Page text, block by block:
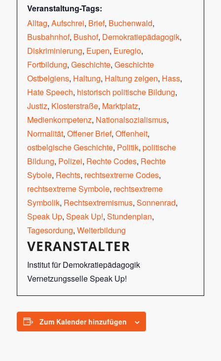
Veranstaltung-Tags:
Alltag, Aufschrei, Brief, Buchenwald,
Busbahnhof, Bushof, Demokratiepädagogik,
Diskriminierung, Eupen, Euregio,
Fortbildung, Geschichte, Geschichte
Ostbelgiens, Haltung, Haltung zeigen, Hass,
Hate Speech, historisch politische Bildung,
Justiz, Klosterstraße, Marktplatz,
Medienkompetenz, Nationalsozialismus,
Normalität, Offener Brief, Offenheit,
ostbelgische Geschichte, Politik, politische
Bildung, Polizei, Rechte Codes, Rechte
Sybole, Rechts, rechtsextreme Codes,
rechtsextreme Symbole, rechtsextreme
Symbolik, Rechtsextremismus, Sonnenrad,
Speak Up, Speak Up!, Stundenplan,
Tagesordung, Weiterbildung
VERANSTALTER
Institut für Demokratiepädagogik
Vernetzungsselle Speak Up!
Zum Kalender hinzufügen